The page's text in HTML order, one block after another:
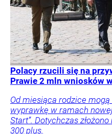
Polacy rzucili się na
Prawie 2 mln wniosków
Od miesiąca rodzice
wyprawkę w ramach
Start”. Dotychczas
300 plus.